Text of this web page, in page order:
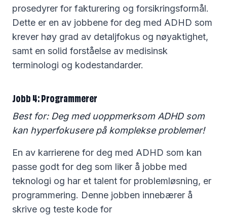
prosedyrer for fakturering og forsikringsformål.
Dette er en av jobbene for deg med ADHD som
krever høy grad av detaljfokus og nøyaktighet,
samt en solid forståelse av medisinsk
terminologi og kodestandarder.
Jobb 4: Programmerer
Best for: Deg med uoppmerksom ADHD som
kan hyperfokusere på komplekse problemer!
En av karrierene for deg med ADHD som kan
passe godt for deg som liker å jobbe med
teknologi og har et talent for problemløsning, er
programmering. Denne jobben innebærer å
skrive og teste kode for